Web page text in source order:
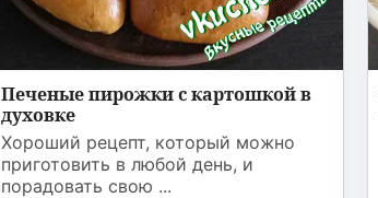
Печеные пирожки с картошкой в
духовке
Хороший рецепт, который можно
приготовить в любой день, и
порадовать свою ...